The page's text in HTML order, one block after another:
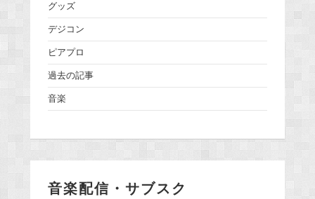
グッズ
デジコン
ピアプロ
過去の記事
音楽
音楽配信・サブスク